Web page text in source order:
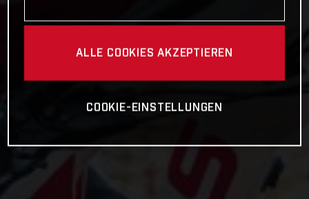
ALLE COOKIES AKZEPTIEREN
COOKIE-EINSTELLUNGEN